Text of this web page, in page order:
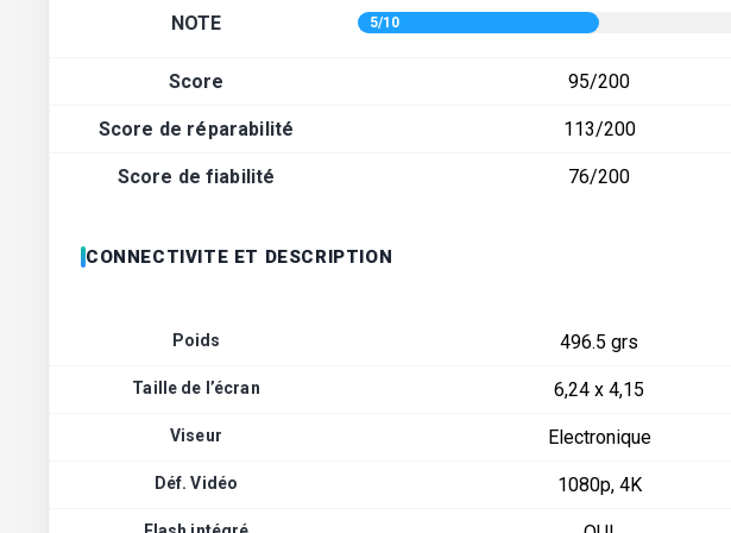
NOTE 5/10
Score 95/200
Score de réparabilité 113/200
Score de fiabilité 76/200
CONNECTIVITE ET DESCRIPTION
Poids 496.5 grs
Taille de l’écran 6,24 x 4,15
Viseur Electronique
Déf. Vidéo 1080p, 4K